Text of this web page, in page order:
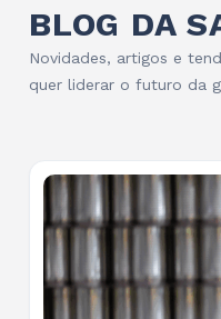
BLOG DA
Novidades, artigos e
quer liderar o futuro da